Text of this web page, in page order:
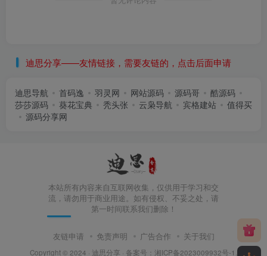
迪思分享——友情链接，需要友链的，点击后面申请
迪思导航 首码逸 羽灵网 网站源码 源码哥
酷源码
莎莎源码
葵花宝典 秃头张 云枭导航 宾格建站
值得买
源码分享网
本站所有内容来自互联网收集，仅供用于学习和交
流，请勿用于商业用途。如有侵权、不妥之处，请
第一时间联系我们删除！
友链申请 免责声明 广告合作 关于我们
Copyright © 2024 · 迪思分享 · 备案号： 湘ICP备2023009932号-1